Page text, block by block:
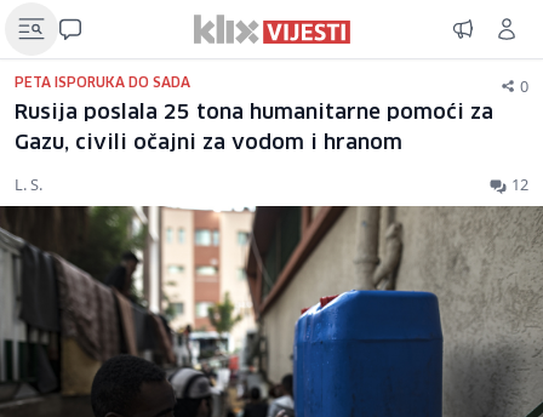
PETA ISPORUKA DO SADA 0
Rusija poslala 25 tona humanitarne pomoći za
Gazu, civili očajni za vodom i hranom
L. S. 12